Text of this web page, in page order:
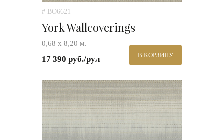
# BO6621
York Wallcoverings
0,68 х 8,20 м.
17 390 руб./рул В КОРЗИНУ